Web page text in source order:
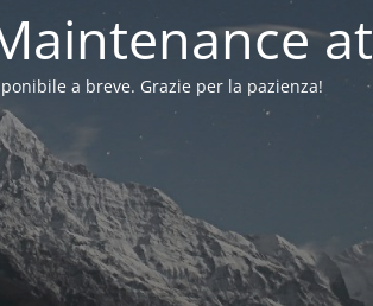
a breve. Grazie per la pazienza!